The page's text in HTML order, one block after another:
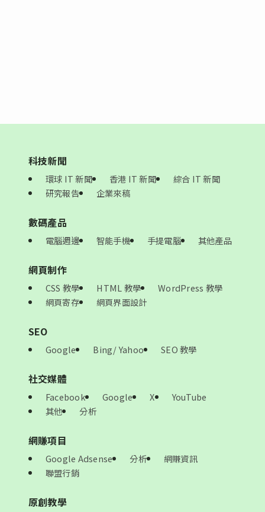
科技新聞
環球 IT 新聞 香港 IT 新聞
綜合 IT 新聞
研究報告
企業來稿
數碼產品
電腦週邊 智能手機 手提電腦 其他產品
網頁制作
CSS 教學 HTML 教學
WordPress 教學
網頁寄存
網頁界面設計
SEO
Google Bing/ Yahoo SEO 教學
社交媒體
Facebook Google X
YouTube
其他
分析
網賺項目
Google Adsense 分析
網賺資訊
聯盟行銷
原創教學